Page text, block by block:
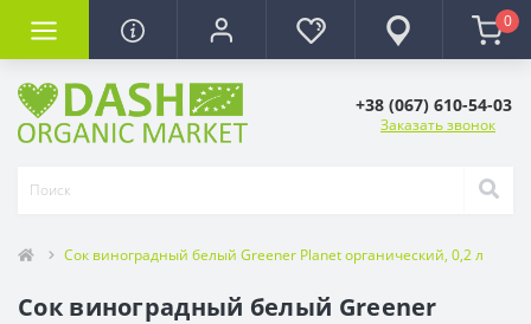
0
+38 (067) 610-54-03
Заказать звонок
Сок виноградный белый Greener Planet органический, 0,2 л
Сок виноградный белый Greener